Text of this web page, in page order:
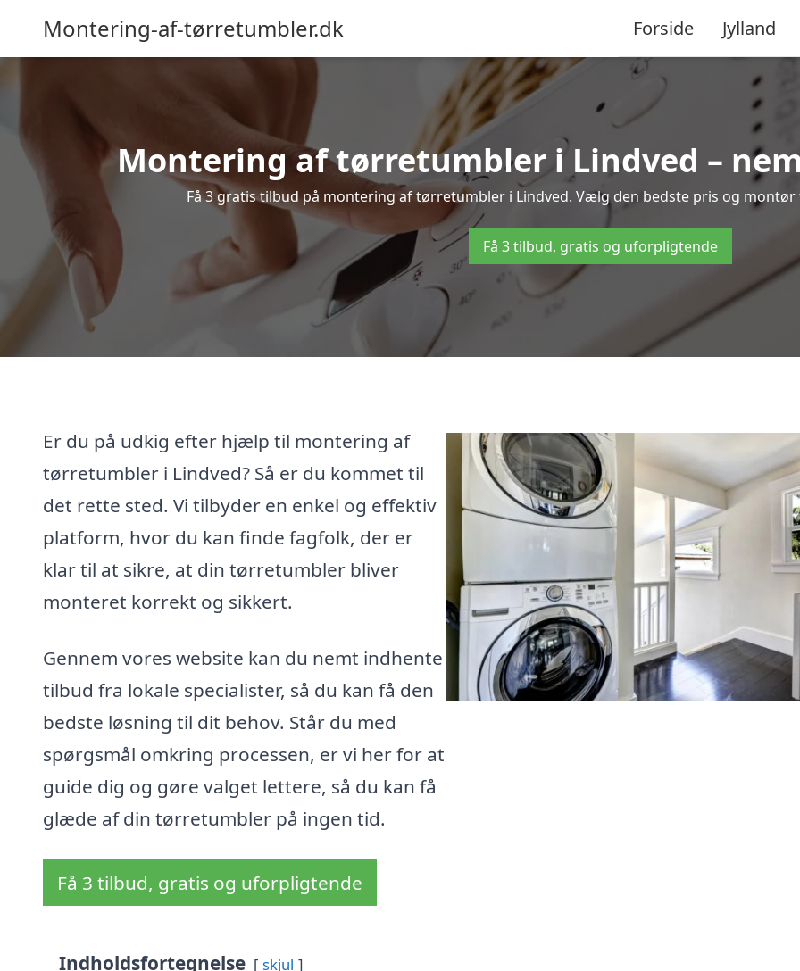
Montering-af-tørretumbler.dk Forside Jylland
Montering af tørretumbler i Lindved –
Få 3 gratis tilbud på montering af tørretumbler i Lindved. Vælg den bedste pris og
Få 3 tilbud, gratis og uforpligtende
Er du på udkig efter hjælp til montering af
tørretumbler i Lindved? Så er du kommet til
det rette sted. Vi tilbyder en enkel og effektiv
platform, hvor du kan finde fagfolk, der er
klar til at sikre, at din tørretumbler bliver
monteret korrekt og sikkert.
Gennem vores website kan du nemt indhente
tilbud fra lokale specialister, så du kan få den
bedste løsning til dit behov. Står du med
spørgsmål omkring processen, er vi her for at
guide dig og gøre valget lettere, så du kan få
glæde af din tørretumbler på ingen tid.
Få 3 tilbud, gratis og uforpligtende
Indholdsfortegnelse skjul